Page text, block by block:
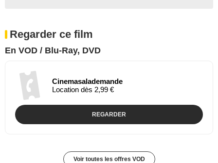
Regarder ce film
En VOD / Blu-Ray, DVD
Cinemasalademande
Location dès 2,99 €
REGARDER
Voir toutes les offres VOD